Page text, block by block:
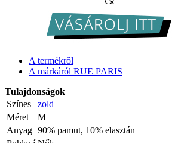
A termékről
A márkáról RUE PARIS
Tulajdonságok
Színes
zold
Méret
M
Anyag 90% pamut, 10% elasztán